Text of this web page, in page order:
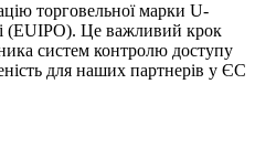
торговельної марки U-
(EUIPO). Це важливий крок
систем контролю доступу
для наших партнерів у ЄС